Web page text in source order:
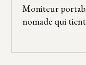
Moniteur
nomade qui